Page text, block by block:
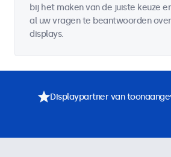
bij het maken van de juiste keuze
al uw vragen te beantwoorden
displays.
Displaypartner van